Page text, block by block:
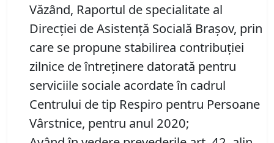
Văzând, Raportul de specialitate al
Direcției de Asistență Socială Brașov, prin
care se propune stabilirea contribuţiei
zilnice de întreținere datorată pentru
serviciile sociale acordate în cadrul
Centrului de tip Respiro pentru Persoane
Vârstnice, pentru anul 2020;